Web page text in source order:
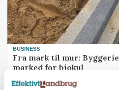
BUSINESS
Fra mark til mur:
marked for biokul